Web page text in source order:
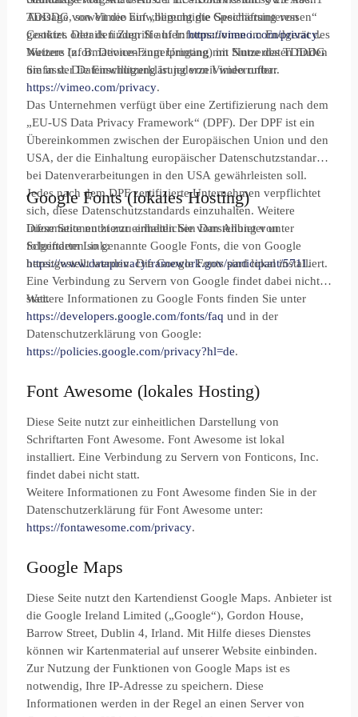
TDDDG, soweit die Einwilligung die Speicherung von
Cookies oder den Zugriff auf Informationen im Endgerät des
Nutzers (z. B. Device-Fingerprinting) im Sinne des TDDDG
umfasst. Die Einwilligung ist jederzeit widerrufbar.
Aussage von Vimeo auf „berechtigte Geschäftsinteressen“
gestützt. Details finden Sie hier:https://vimeo.com/privacy.
Weitere Informationen zum Umgang mit Nutzerdaten finden
Sie in der Datenschutzerklärung von Vimeo unter:
https://vimeo.com/privacy.
Das Unternehmen verfügt über eine Zertifizierung nach dem
„EU-US Data Privacy Framework“ (DPF). Der DPF ist ein
Übereinkommen zwischen der Europäischen Union und den
USA, der die Einhaltung europäischer Datenschutzstandards
bei Datenverarbeitungen in den USA gewährleisten soll.
Jedes nach dem DPF zertifizierte Unternehmen verpflichtet
sich, diese Datenschutzstandards einzuhalten. Weitere
Informationen hierzu erhalten Sie vom Anbieter unter
folgendem Link:
https://www.dataprivacyframework.gov/participant/5711.
Google Fonts (lokales Hosting)
Diese Seite nutzt zur einheitlichen Darstellung von
Schriftarten so genannte Google Fonts, die von Google
bereitgestellt werden. Die Google Fonts sind lokal installiert.
Eine Verbindung zu Servern von Google findet dabei nicht
statt.
Weitere Informationen zu Google Fonts finden Sie unter
https://developers.google.com/fonts/faq und in der
Datenschutzerklärung von Google:
https://policies.google.com/privacy?hl=de.
Font Awesome (lokales Hosting)
Diese Seite nutzt zur einheitlichen Darstellung von
Schriftarten Font Awesome. Font Awesome ist lokal
installiert. Eine Verbindung zu Servern von Fonticons, Inc.
findet dabei nicht statt.
Weitere Informationen zu Font Awesome finden Sie in der
Datenschutzerklärung für Font Awesome unter:
https://fontawesome.com/privacy.
Google Maps
Diese Seite nutzt den Kartendienst Google Maps. Anbieter ist
die Google Ireland Limited („Google“), Gordon House,
Barrow Street, Dublin 4, Irland. Mit Hilfe dieses Dienstes
können wir Kartenmaterial auf unserer Website einbinden.
Zur Nutzung der Funktionen von Google Maps ist es
notwendig, Ihre IP-Adresse zu speichern. Diese
Informationen werden in der Regel an einen Server von